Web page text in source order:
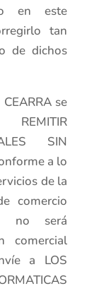
en este
tan
de dichos
se
SIN
a lo
de la
comercio
no será
comercial
a LOS